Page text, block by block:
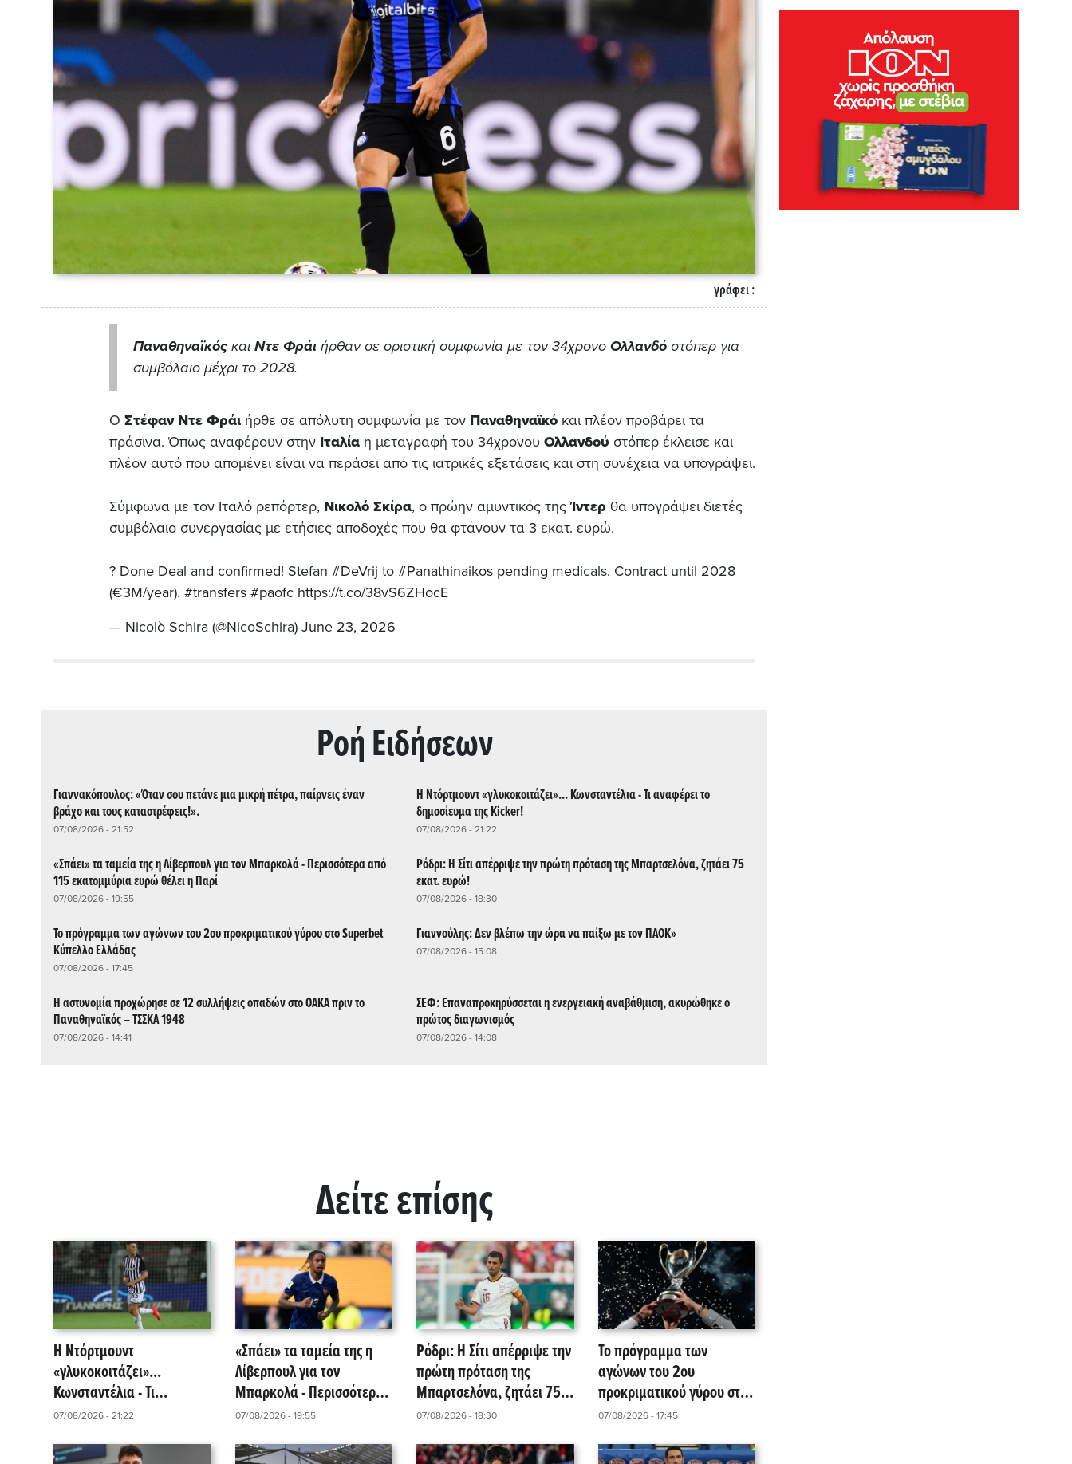
γράφει :
Παναθηναϊκός και Ντε Φράι ήρθαν σε οριστική συμφωνία με τον 34χρονο Ολλανδό στόπερ για
συμβόλαιο μέχρι το 2028.
Ο Στέφαν Ντε Φράι ήρθε σε απόλυτη συμφωνία με τον Παναθηναϊκό και πλέον προβάρει τα
πράσινα. Όπως αναφέρουν στην Ιταλία η μεταγραφή του 34χρονου Ολλανδού στόπερ έκλεισε και
πλέον αυτό που απομένει είναι να περάσει από τις ιατρικές εξετάσεις και στη συνέχεια να υπογράψει.
Σύμφωνα με τον Ιταλό ρεπόρτερ, Νικολό Σκίρα, ο πρώην αμυντικός της Ίντερ θα υπογράψει διετές
συμβόλαιο συνεργασίας με ετήσιες αποδοχές που θα φτάνουν τα 3 εκατ. ευρώ.
? Done Deal and confirmed! Stefan #DeVrij to #Panathinaikos pending medicals. Contract until 2028
(€3M/year). #transfers #paofc https://t.co/38vS6ZHocE
— Nicolò Schira (@NicoSchira) June 23, 2026
Ρoή Ειδήσεων
Γιαννακόπουλος: «Όταν σου πετάνε μια μικρή πέτρα, παίρνεις έναν
βράχο και τους καταστρέφεις!».
07/08/2026 - 21:52
Η Ντόρτμουντ «γλυκοκοιτάζει»... Κωνσταντέλια - Τι αναφέρει το
δημοσίευμα της Kicker!
07/08/2026 - 21:22
«Σπάει» τα ταμεία της η Λίβερπουλ για τον Μπαρκολά - Περισσότερα από
115 εκατομμύρια ευρώ θέλει η Παρί
07/08/2026 - 19:55
Ρόδρι: Η Σίτι απέρριψε την πρώτη πρόταση της Μπαρτσελόνα, ζητάει 75
εκατ. ευρώ!
07/08/2026 - 18:30
Το πρόγραμμα των αγώνων του 2ου προκριματικού γύρου στο Superbet
Κύπελλο Ελλάδας
07/08/2026 - 17:45
Γιαννούλης: Δεν βλέπω την ώρα να παίξω με τον ΠΑΟΚ»
07/08/2026 - 15:08
Η αστυνομία προχώρησε σε 12 συλλήψεις οπαδών στο ΟΑΚΑ πριν το
Παναθηναϊκός – ΤΣΣΚΑ 1948
07/08/2026 - 14:41
ΣΕΦ: Επαναπροκηρύσσεται η ενεργειακή αναβάθμιση, ακυρώθηκε ο
πρώτος διαγωνισμός
07/08/2026 - 14:08
Δείτε επίσης
Η Ντόρτμουντ
«γλυκοκοιτάζει»...
Κωνσταντέλια - Τι
αναφέρει το δημοσίευμα
07/08/2026 - 21:22
«Σπάει» τα ταμεία της η
Λίβερπουλ για τον
Μπαρκολά - Περισσότερα
από 115 εκατομμύρια
07/08/2026 - 19:55
Ρόδρι: Η Σίτι απέρριψε την
πρώτη πρόταση της
Μπαρτσελόνα, ζητάει 75
εκατ. ευρώ!
07/08/2026 - 18:30
Το πρόγραμμα των
αγώνων του 2ου
προκριματικού γύρου στο
Superbet Κύπελλο Ελλάδας
07/08/2026 - 17:45